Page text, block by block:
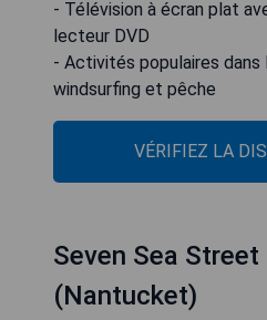
- Télévision à écran plat
lecteur DVD
- Activités populaires dans
windsurfing et pêche
VÉRIFIEZ LA
Seven Sea Street
(Nantucket)